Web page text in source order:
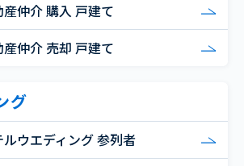
産仲介 購入 戸建て
産仲介 売却 戸建て
グ
ルウエディング 参列者